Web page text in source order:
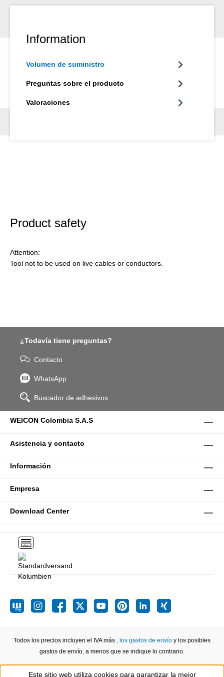
Information
Volumen de suministro
Preguntas sobre el producto
Valoraciones
Product safety
Attention:
Tool not to be used on live cables or conductors.
¿Todavía tiene preguntas?
Contacto
WhatsApp
Buscador de adhesivos
WEICON Colombia S.A.S
Asistencia y contacto
Información
Empresa
Download Center
Todos los precios incluyen el IVA más , los gastos de envío y los posibles
gastos de envío, a menos que se indique lo contrario.
Este sitio web utiliza cookies para garantizar la mejor